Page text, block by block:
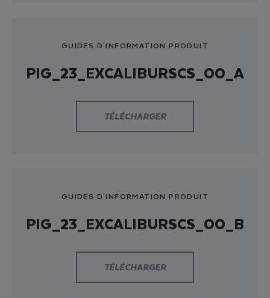
GUIDES D'INFORMATION PRODUIT
PIG_23_EXCALIBURSCS_00_A
TÉLÉCHARGER
GUIDES D'INFORMATION PRODUIT
PIG_23_EXCALIBURSCS_00_B
TÉLÉCHARGER